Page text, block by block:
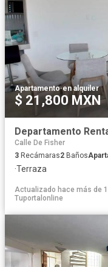
Apartamento·en alquiler
$ 21,800 MXN
Departamento
Calle De Fisher
3 Recámaras2 Baños
·Terraza
Actualizado hace más de
Tuportalonline